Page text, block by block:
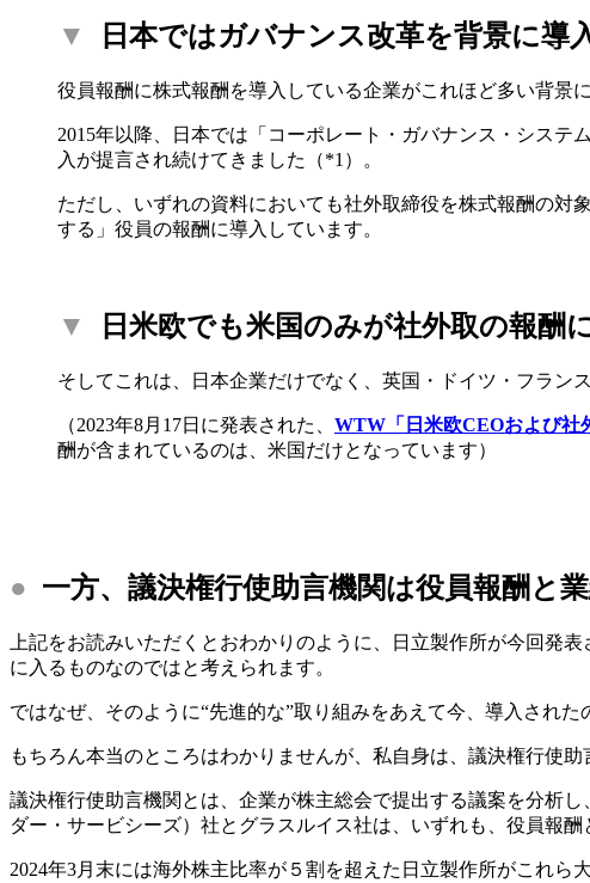
▼ 日本ではガバナンス改革を背景に導
役員報酬に株式報酬を導入している企業がこれほど多い背景
2015年以降、日本では「コーポレート・ガバナンス・シス
入が提言され続けてきました（*1）。
ただし、いずれの資料においても社外取締役を株式報酬の対
する」役員の報酬に導入しています。
▼ 日米欧でも米国のみが社外取の報酬
そしてこれは、日本企業だけでなく、英国・ドイツ・フラン
（2023年8月17日に発表された、 WTW「日米欧CEOおよび社
酬が含まれているのは、米国だけとなっています）
● 一方、議決権行使助言機関は役員報酬と
上記をお読みいただくとおわかりのように、日立製作所が今回発表
に入るものなのではと考えられます。
ではなぜ、そのように“先進的な”取り組みをあえて今、導入された
もちろん本当のところはわかりませんが、私自身は、議決権行使
議決権行使助言機関とは、企業が株主総会で提出する議案を分析
ダー・サービシーズ）社とグラスルイス社は、いずれも、役員報
2024年3月末には海外株主比率が５割を超えた日立製作所がこれ